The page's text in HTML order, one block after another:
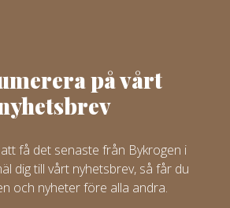
på vårt
få det senaste från Bykrogen i
dig till vårt nyhetsbrev, så får du
och nyheter före alla andra.